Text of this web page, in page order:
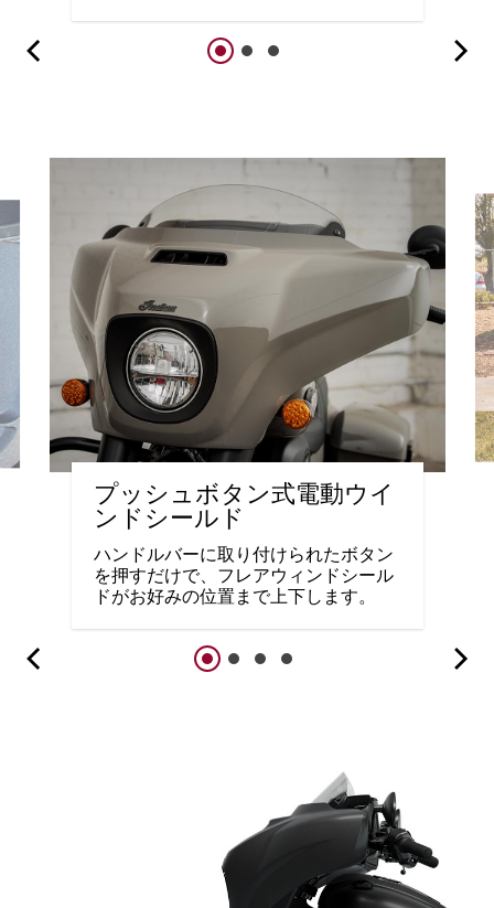
プッシュボタン式電動ウイ
ンドシールド
ハンドルバーに取り付けられたボタン
を押すだけで、フレアウィンドシール
ドがお好みの位置まで上下します。